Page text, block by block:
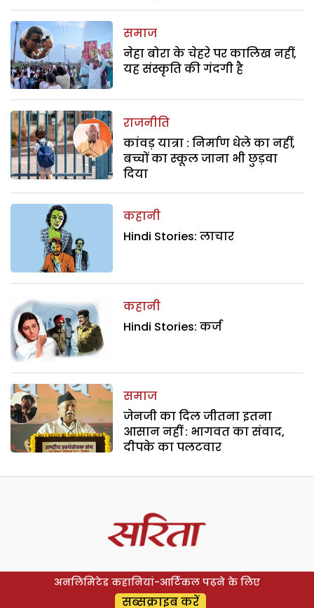
समाज
नेहा बोरा के चेहरे पर कालिख नहीं,
यह संस्कृति की गंदगी है
राजनीति
कांवड़ यात्रा : निर्माण धेले का नहीं,
बच्चों का स्कूल जाना भी छुड़वा
दिया
कहानी
Hindi Stories: लाचार
कहानी
Hindi Stories: कर्ज
समाज
जेनजी का दिल जीतना इतना
आसान नहीं : भागवत का संवाद,
दीपके का पलटवार
अनलिमिटेड कहानियां-आर्टिकल पढ़ने के लिए
सब्सक्राइब करें